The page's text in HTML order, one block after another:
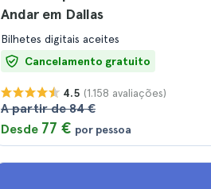
Andar em Dallas
Bilhetes digitais aceites
Cancelamento gratuito
4.5 (1.158 avaliações)
A partir de 84 €
Desde 77 € por pessoa